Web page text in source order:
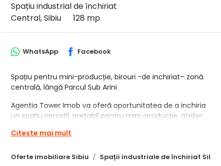
Spațiu industrial de închiriat
Central, Sibiu
128 mp
Oferte imobiliare Sibiu Spații industriale de închiriat Sibiu
WhatsApp Facebook
Spațiu pentru mini-producție, birouri -de inchiriat– zonă
centrală, lângă Parcul Sub Arini
Agentia Tower Imob va oferă oportunitatea de a inchiria
un spațiu versatil, pretabil pentru mini-producție, atelier,
centrală, în imediata apropiere a Parcului Sub Arini.
Suprafață totală: 128,2 mp, compartimentată astfel:
Citește mai mult